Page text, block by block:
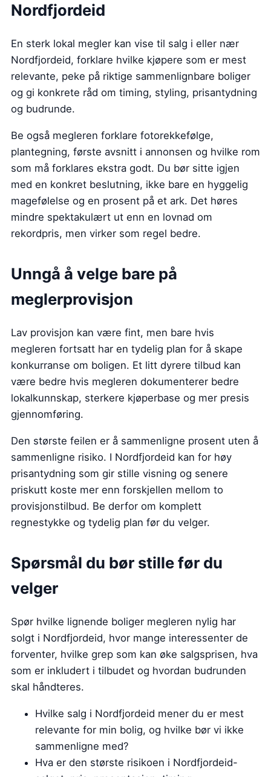
Nordfjordeid
En sterk lokal megler kan vise til salg i eller nær
Nordfjordeid, forklare hvilke kjøpere som er mest
relevante, peke på riktige sammenlignbare boliger
og gi konkrete råd om timing, styling, prisantydning
og budrunde.
Be også megleren forklare fotorekkefølge,
plantegning, første avsnitt i annonsen og hvilke rom
som må forklares ekstra godt. Du bør sitte igjen
med en konkret beslutning, ikke bare en hyggelig
magefølelse og en prosent på et ark. Det høres
mindre spektakulært ut enn en lovnad om
rekordpris, men virker som regel bedre.
Unngå å velge bare på
meglerprovisjon
Lav provisjon kan være fint, men bare hvis
megleren fortsatt har en tydelig plan for å skape
konkurranse om boligen. Et litt dyrere tilbud kan
være bedre hvis megleren dokumenterer bedre
lokalkunnskap, sterkere kjøperbase og mer presis
gjennomføring.
Den største feilen er å sammenligne prosent uten å
sammenligne risiko. I Nordfjordeid kan for høy
prisantydning som gir stille visning og senere
priskutt koste mer enn forskjellen mellom to
provisjonstilbud. Be derfor om komplett
regnestykke og tydelig plan før du velger.
Spørsmål du bør stille før du
velger
Spør hvilke lignende boliger megleren nylig har
solgt i Nordfjordeid, hvor mange interessenter de
forventer, hvilke grep som kan øke salgsprisen, hva
som er inkludert i tilbudet og hvordan budrunden
skal håndteres.
Hvilke salg i Nordfjordeid mener du er mest
relevante for min bolig, og hvilke bør vi ikke
sammenligne med?
Hva er den største risikoen i Nordfjordeid-